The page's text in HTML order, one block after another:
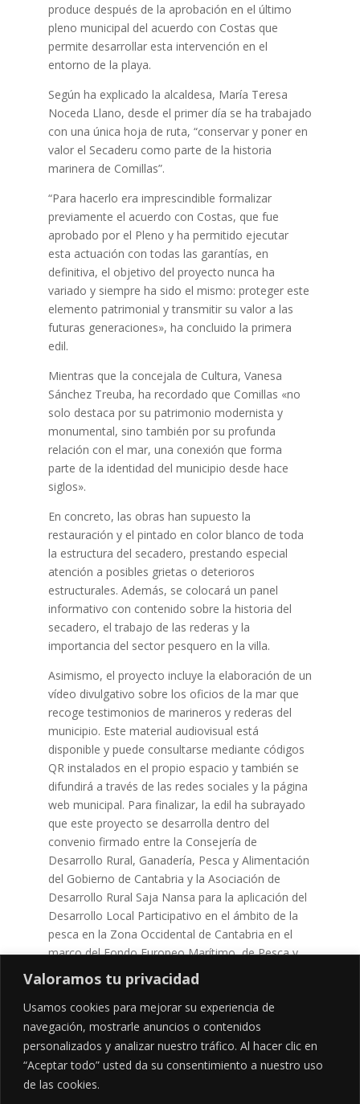
Valoramos tu privacidad
Usamos cookies para mejorar su experiencia de
navegación, mostrarle anuncios o contenidos
personalizados y analizar nuestro tráfico. Al hacer clic en
“Aceptar todo” usted da su consentimiento a nuestro uso
de las cookies.
produce después de la aprobación en el último
pleno municipal del acuerdo con Costas que
permite desarrollar esta intervención en el
entorno de la playa.
Según ha explicado la alcaldesa, María Teresa
Noceda Llano, desde el primer día se ha trabajado
con una única hoja de ruta, “conservar y poner en
valor el Secaderu como parte de la historia
marinera de Comillas”.
“Para hacerlo era imprescindible formalizar
previamente el acuerdo con Costas, que fue
aprobado por el Pleno y ha permitido ejecutar
esta actuación con todas las garantías, en
definitiva, el objetivo del proyecto nunca ha
variado y siempre ha sido el mismo: proteger este
elemento patrimonial y transmitir su valor a las
futuras generaciones», ha concluido la primera
edil.
Mientras que la concejala de Cultura, Vanesa
Sánchez Treuba, ha recordado que Comillas «no
solo destaca por su patrimonio modernista y
monumental, sino también por su profunda
relación con el mar, una conexión que forma
parte de la identidad del municipio desde hace
siglos».
En concreto, las obras han supuesto la
restauración y el pintado en color blanco de toda
la estructura del secadero, prestando especial
atención a posibles grietas o deterioros
estructurales. Además, se colocará un panel
informativo con contenido sobre la historia del
secadero, el trabajo de las rederas y la
importancia del sector pesquero en la villa.
Asimismo, el proyecto incluye la elaboración de un
vídeo divulgativo sobre los oficios de la mar que
recoge testimonios de marineros y rederas del
municipio. Este material audiovisual está
disponible y puede consultarse mediante códigos
QR instalados en el propio espacio y también se
difundirá a través de las redes sociales y la página
web municipal. Para finalizar, la edil ha subrayado
que este proyecto se desarrolla dentro del
convenio firmado entre la Consejería de
Desarrollo Rural, Ganadería, Pesca y Alimentación
del Gobierno de Cantabria y la Asociación de
Desarrollo Rural Saja Nansa para la aplicación del
Desarrollo Local Participativo en el ámbito de la
pesca en la Zona Occidental de Cantabria en el
marco del Fondo Europeo Marítimo, de Pesca y
de Acuicultura 2021-2027 (FEMPA).
Documental Redes y Rederas